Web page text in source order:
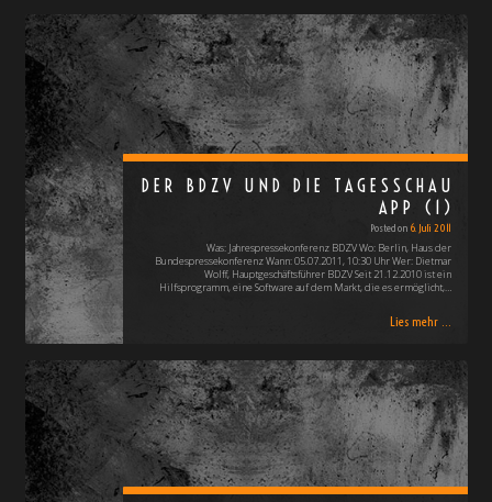
DER BDZV UND DIE TAGESSCHAU
APP (1)
Posted on 6. Juli 2011
Was: Jahrespressekonferenz BDZV Wo: Berlin, Haus der
Bundespressekonferenz Wann: 05.07.2011, 10:30 Uhr Wer: Dietmar
Wolff, Hauptgeschäftsführer BDZV Seit 21.12.2010 ist ein
Hilfsprogramm, eine Software auf dem Markt, die es ermöglicht,…
Lies mehr ...